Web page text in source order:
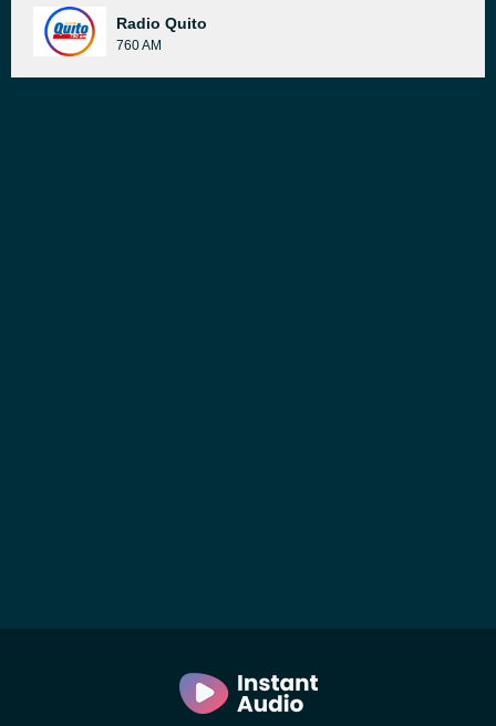
Radio Quito
760 AM